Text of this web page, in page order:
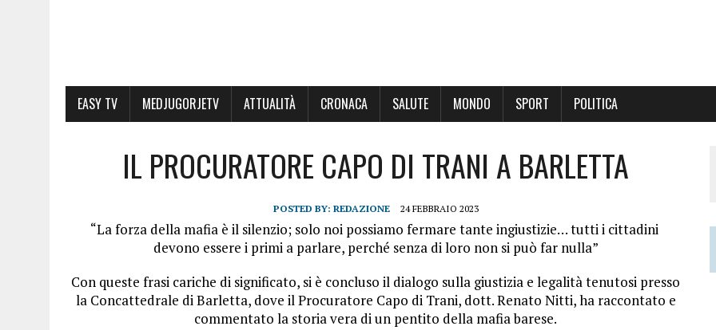
EASY TV MEDJUGORJETV ATTUALITÀ CRONACA SALUTE MONDO SPORT POLITICA
IL PROCURATORE CAPO DI TRANI A BARLETTA
POSTED BY: REDAZIONE 24 FEBBRAIO 2023
“La forza della mafia è il silenzio; solo noi possiamo fermare tante ingiustizie… tutti i cittadini
devono essere i primi a parlare, perché senza di loro non si può far nulla”
Con queste frasi cariche di significato, si è concluso il dialogo sulla giustizia e legalità tenutosi presso
la Concattedrale di Barletta, dove il Procuratore Capo di Trani, dott. Renato Nitti, ha raccontato e
commentato la storia vera di un pentito della mafia barese.